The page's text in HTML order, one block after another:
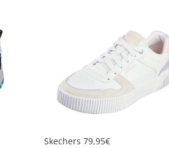
Skechers 79,95€